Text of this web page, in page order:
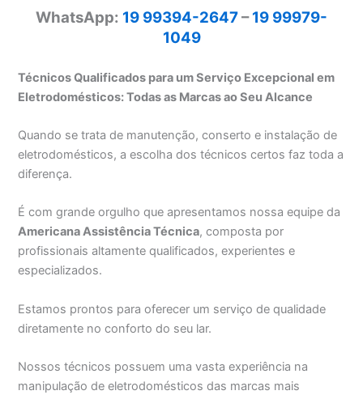
WhatsApp: 19 99394-2647–19 99979-
1049
Técnicos Qualificados para um Serviço Excepcional em
Eletrodomésticos: Todas as Marcas ao Seu Alcance
Quando se trata de manutenção, conserto e instalação de
eletrodomésticos, a escolha dos técnicos certos faz toda a
diferença.
É com grande orgulho que apresentamos nossa equipe da
Americana Assistência Técnica, composta por
profissionais altamente qualificados, experientes e
especializados.
Estamos prontos para oferecer um serviço de qualidade
diretamente no conforto do seu lar.
Nossos técnicos possuem uma vasta experiência na
manipulação de eletrodomésticos das marcas mais